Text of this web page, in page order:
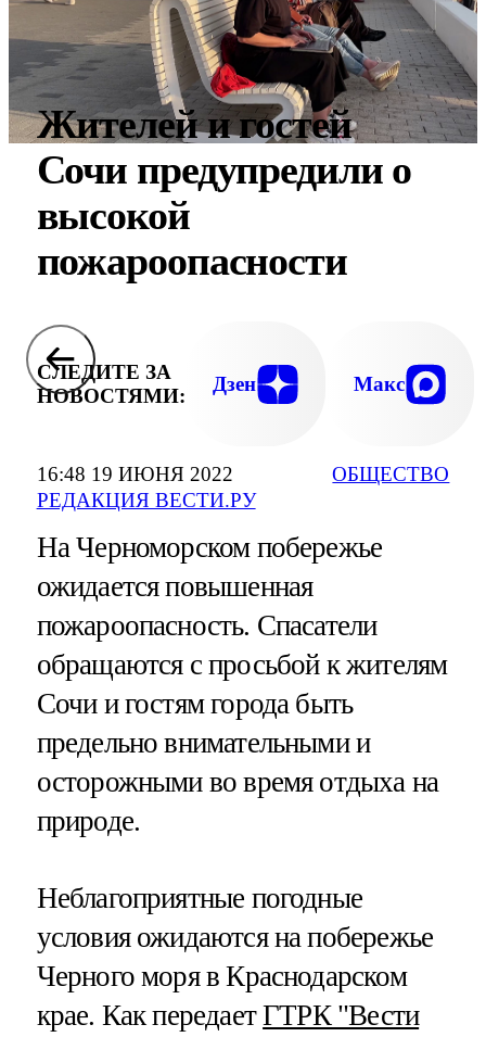
16:48 19 ИЮНЯ 2022
РЕДАКЦИЯ ВЕСТИ.РУ
ОБЩЕСТВО
Жителей и гостей
Сочи предупредили о
высокой
пожароопасности
СЛЕДИТЕ ЗА
НОВОСТЯМИ:
Дзен Макс
На Черноморском побережье
ожидается повышенная
пожароопасность. Спасатели
обращаются с просьбой к жителям
Сочи и гостям города быть
предельно внимательными и
осторожными во время отдыха на
природе.
Неблагоприятные погодные
условия ожидаются на побережье
Черного моря в Краснодарском
крае. Как передаетГТРК "Вести